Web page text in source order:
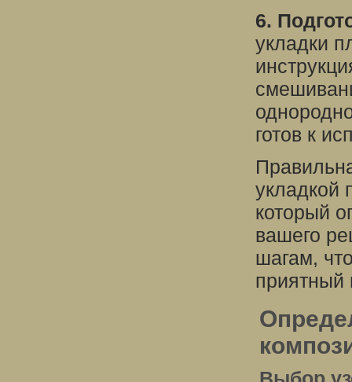
6.
укладки
готов к
укладкой
который
вашего
шагам,
приятный